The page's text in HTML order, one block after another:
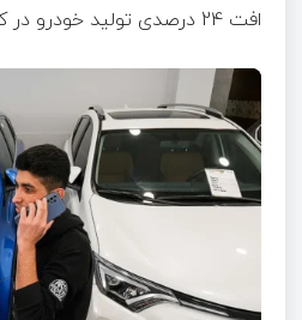
افت 24 درصدی تولید خودرو در کشور